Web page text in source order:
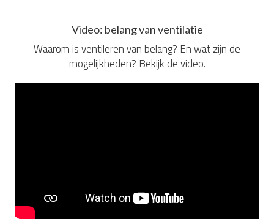
Video: belang van ventilatie
Waarom is ventileren van belang? En wat zijn de
mogelijkheden? Bekijk de video.